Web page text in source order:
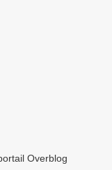
Overblog